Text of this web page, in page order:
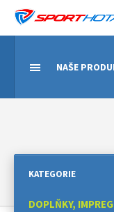
NAŠE
KATEGORIE
DOPLŇKY,